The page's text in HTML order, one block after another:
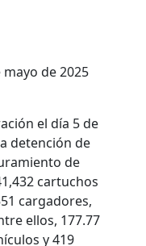
de 2025
el día 5 de
detención de
de
cartuchos
cargadores,
ellos, 177.77
y 419